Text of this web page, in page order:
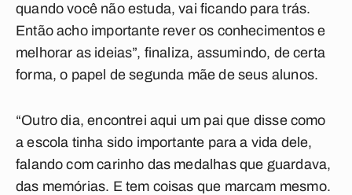
quando você não estuda, vai ficando para trás.
Então acho importante rever os conhecimentos e
melhorar as ideias”, finaliza, assumindo, de certa
forma, o papel de segunda mãe de seus alunos.
“Outro dia, encontrei aqui um pai que disse como
a escola tinha sido importante para a vida dele,
falando com carinho das medalhas que guardava,
das memórias. E tem coisas que marcam mesmo.